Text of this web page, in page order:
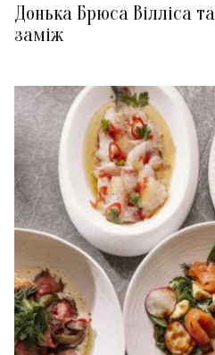
Донька Брюса Вілліса
заміж